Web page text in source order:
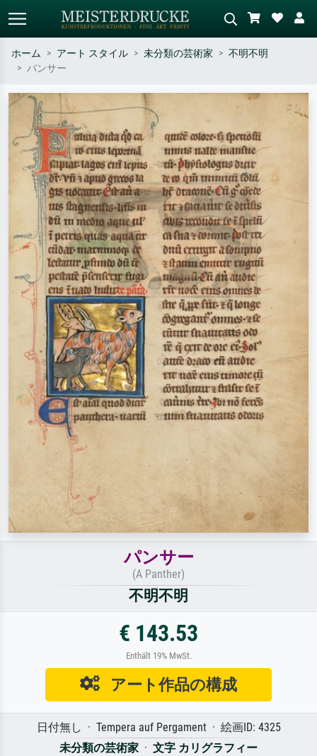
作家名・作品名・スタイルで検索
– 例：モネ、星月夜、印象派、北
斎の波、ヌード。
シーンを説明してください – 例：
緑の草原、赤の多い抽象画、暗い
油絵、木のそばの立ち姿のヌー
ド。
ホーム アート スタイル 未分類の芸術家
不明不明
パンサー
パンサー
(A Panther)
不明不明
€ 143.53
Enthält 19% MwSt.
アート作品の構成
日付無し · Tempera auf Pergament · 絵画ID: 4325
未分類の芸術家 · 文字 カリグラフィー